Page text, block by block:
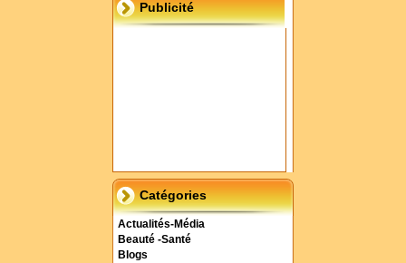
Publicité
Catégories
Actualités-Média
Beauté -Santé
Blogs